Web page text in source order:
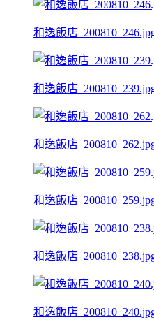
和逸飯店
和逸飯店
和逸飯店
和逸飯店
和逸飯店
和逸飯店